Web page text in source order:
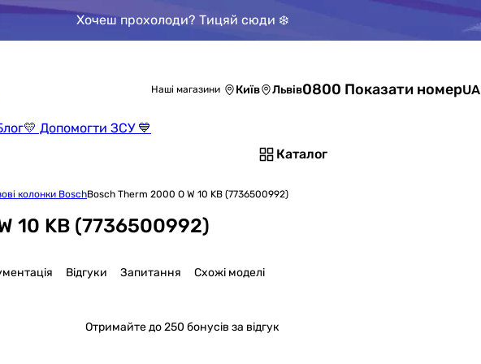
Хочеш прохолоди? Тицяй сюди ❄️
💛 Допомогти ЗСУ 💙
Наші магазини Київ Львів0800 Показати номерUA
Каталог
колонки BoschBosch Therm 2000 O W 10 KB (7736500992)
10 KB (7736500992)
Відгуки Запитання Схожі моделі
Отримайтедо 250 бонусів за відгук